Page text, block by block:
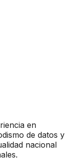
en
de datos y
nacional